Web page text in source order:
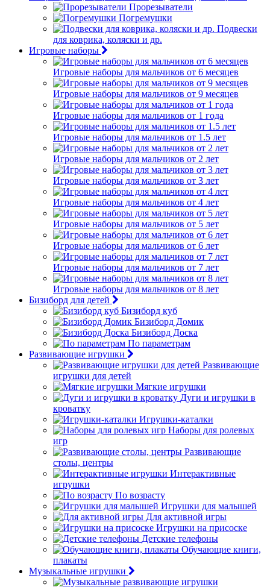
Прорезыватели
Погремушки
Подвески
для коврика, коляски и др.
Игровые наборы
Игровые наборы для мальчиков от 6 месяцев
Игровые наборы для мальчиков от 9 месяцев
Игровые наборы для мальчиков от 1 года
Игровые наборы для мальчиков от 1.5 лет
Игровые наборы для мальчиков от 2 лет
Игровые наборы для мальчиков от 3 лет
Игровые наборы для мальчиков от 4 лет
Игровые наборы для мальчиков от 5 лет
Игровые наборы для мальчиков от 6 лет
Игровые наборы для мальчиков от 7 лет
Игровые наборы для мальчиков от 8 лет
Бизиборд для детей
Бизиборд куб
Бизиборд Домик
Бизиборд Доска
По параметрам
Развивающие игрушки
Развивающие
игрушки для детей
Мягкие игрушки
Дуги и игрушки в
кроватку
Игрушки-каталки
Наборы для ролевых
игр
Развивающие
столы, центры
Интерактивные
игрушки
По возрасту
Игрушки для малышей
Для активной игры
Игрушки на присоске
Детские телефоны
Обучающие книги,
плакаты
Музыкальные игрушки